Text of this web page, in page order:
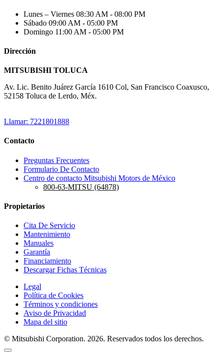
Lunes – Viernes 08:30 AM - 08:00 PM
Sábado 09:00 AM - 05:00 PM
Domingo 11:00 AM - 05:00 PM
Dirección
MITSUBISHI TOLUCA
Av. Lic. Benito Juárez García 1610 Col, San Francisco Coaxusco,
52158 Toluca de Lerdo, Méx.
Llamar: 7221801888
Contacto
Preguntas Frecuentes
Formulario De Contacto
Centro de contacto Mitsubishi Motors de México
800-63-MITSU (64878)
Propietarios
Cita De Servicio
Mantenimiento
Manuales
Garantía
Financiamiento
Descargar Fichas Técnicas
Legal
Política de Cookies
Términos y condiciones
Aviso de Privacidad
Mapa del sitio
© Mitsubishi Corporation. 2026. Reservados todos los derechos.